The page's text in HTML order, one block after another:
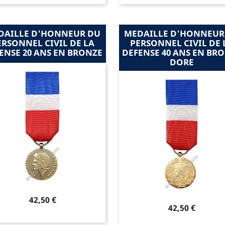
D'HONNEUR DU
CIVIL DE LA
20 ANS EN BRONZE
Prix
42,50 €
MEDAILLE
PERSONNEL CIVIL DE
DEFENSE 40 ANS EN
DORE
Prix
42,50 €